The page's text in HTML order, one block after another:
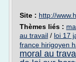
Site : http://
Thèmes liés :
au travail / loi 17
france hirigoyen
moral au